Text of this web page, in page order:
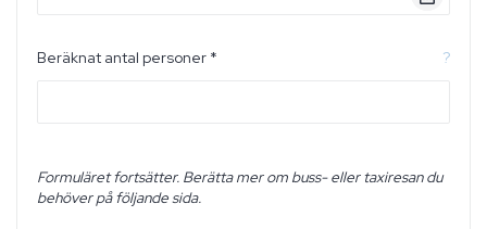
Beräknat antal personer * ?
Formuläret fortsätter. Berätta mer om buss- eller taxiresan du
behöver på följande sida.